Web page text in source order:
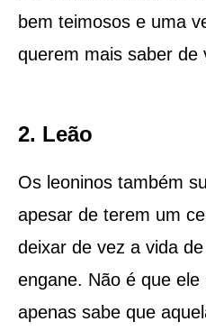
bem teimosos e uma
querem mais saber de
2. Leão
Os leoninos também
apesar de terem um
deixar de vez a vida
engane. Não é que ele
apenas sabe que